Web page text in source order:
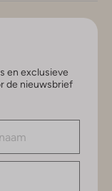
en exclusieve
de nieuwsbrief